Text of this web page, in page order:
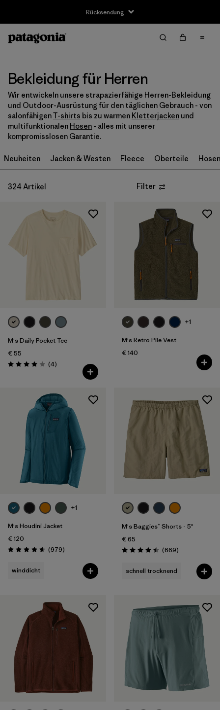
Rücksendung
Filter by
Größe
XXS (2)
XS (206)
S (259)
M (252)
XXL
Filter by
Passform
Filter by
Material
Bekleidung für Herren
Wir entwickeln unsere strapazierfähige Herren-Bekleidung
und Outdoor-Ausrüstung für den täglichen Gebrauch - von
salonfähigenT-shirts bis zu warmen Kletterjacken und
multifunktionalen Hosen - alles mit unserer
kompromisslosen Garantie.
Neuheiten Jacken & Westen Fleece Oberteile Hosen
324 Artikel Filter
M's Daily Pocket Tee
€ 55
Bewertung: 4.0 / 5
(4Rezensionen
)
+1
M's Retro Pile Vest
€ 140
+1
M's Houdini Jacket
€ 120
Bewertung: 4.6 / 5
(979Rezensionen
)
winddicht
M's Baggies™ Shorts - 5"
€ 65
Bewertung: 4.4 / 5
(669Rezensionen
)
schnell trocknend